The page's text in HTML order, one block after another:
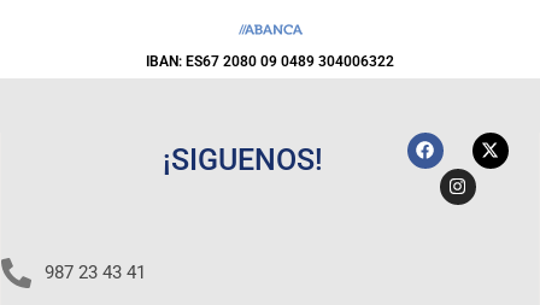
IBAN: ES67 2080 09 0489 304006322
¡SIGUENOS!
987 23 43 41